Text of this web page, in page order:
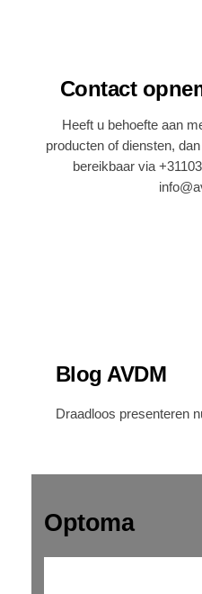
Contact
Heeft u behoefte aan
producten of diensten,
bereikbaar via
Blog AVDM
Draadloos presenteren
Optoma